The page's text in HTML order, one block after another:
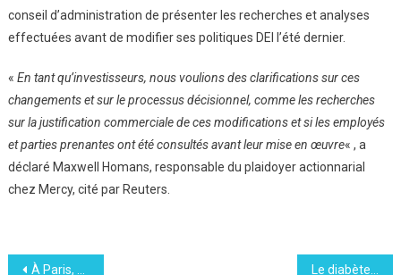
conseil d’administration de présenter les recherches et analyses
effectuées avant de modifier ses politiques DEI l’été dernier.
« En tant qu’investisseurs, nous voulions des clarifications sur ces
changements et sur le processus décisionnel, comme les recherches
sur la justification commerciale de ces modifications et si les employés
et parties prenantes ont été consultés avant leur mise en œuvre« , a
déclaré Maxwell Homans, responsable du plaidoyer actionnarial
chez Mercy, cité par Reuters.
À Paris, Al Gore rallume la flamme écologique